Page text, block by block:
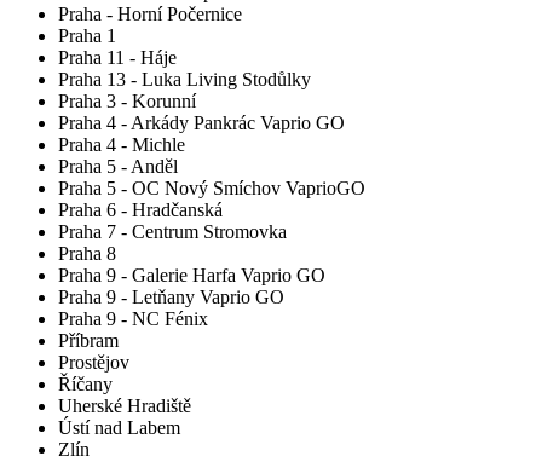
Praha - Horní Počernice
Praha 1
Praha 11 - Háje
Praha 13 - Luka Living Stodůlky
Praha 3 - Korunní
Praha 4 - Arkády Pankrác Vaprio GO
Praha 4 - Michle
Praha 5 - Anděl
Praha 5 - OC Nový Smíchov VaprioGO
Praha 6 - Hradčanská
Praha 7 - Centrum Stromovka
Praha 8
Praha 9 - Galerie Harfa Vaprio GO
Praha 9 - Letňany Vaprio GO
Praha 9 - NC Fénix
Příbram
Prostějov
Říčany
Uherské Hradiště
Ústí nad Labem
Zlín